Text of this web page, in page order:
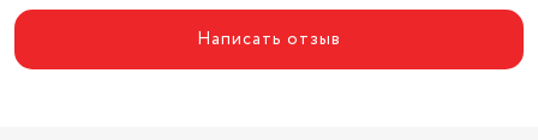
Написать отзыв